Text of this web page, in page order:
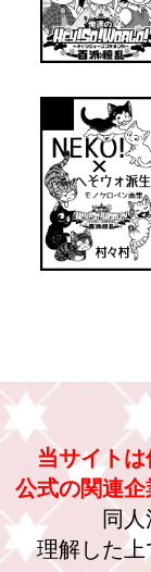
当サイト
公式の関連企
同
理解した上